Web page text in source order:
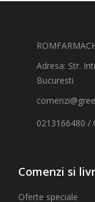
Adresa: Str.
Bucuresti
0213166480 /
Comenzi si
Oferte speciale